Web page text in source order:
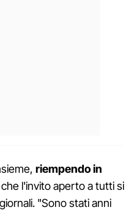
riempendo in
l'invito aperto a tutti si
"Sono stati anni